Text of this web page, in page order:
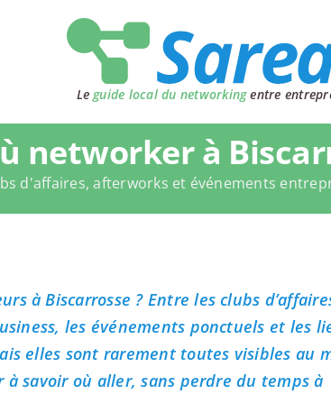
Le guide local du networkingentre
networker à
d'affaires, afterworks et événements
à Biscarrosse ? Entre les clubs
les événements ponctuels et les
elles sont rarement toutes visibles au
savoir où aller, sans perdre du temps à